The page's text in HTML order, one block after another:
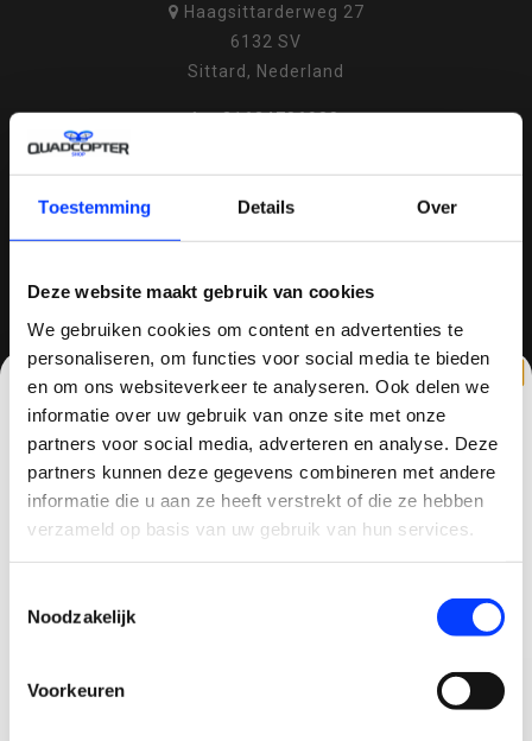
Toestemming Details Over
Deze website maakt gebruik van cookies
We gebruiken cookies om content en advertenties te
personaliseren, om functies voor social media te bieden
en om ons websiteverkeer te analyseren. Ook delen we
informatie over uw gebruik van onze site met onze
partners voor social media, adverteren en analyse. Deze
partners kunnen deze gegevens combineren met andere
informatie die u aan ze heeft verstrekt of die ze hebben
verzameld op basis van uw gebruik van hun services.
Noodzakelijk
Voorkeuren
Haagsittarderweg 27
6132 SV
Sittard, Nederland
+31634786988
info@quadcopter-shop.nl
REVIEWS
8.6 / 10 810 reviews
speler op het gebied van drones, quadcopters,
CLAIM KORTING OP JE EERSTE
BESTELLING!